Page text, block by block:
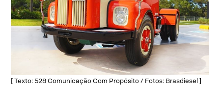
[ Texto: 528 Comunicação Com Propósito / Fotos: Brasdiesel ]